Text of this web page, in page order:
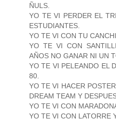
ÑULS.
YO TE VI PERDER EL
ESTUDIANTES.
YO TE VI CON TU
YO TE VI CON
AÑOS NO GANAR NI UN
YO TE VI PELEANDO EL
80.
YO TE VI HACER
DREAM TEAM Y
YO TE VI CON
YO TE VI CON LATORRE